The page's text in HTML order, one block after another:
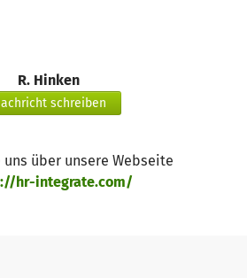
R. Hinken
schreiben
über unsere Webseite
hr-integrate.com/